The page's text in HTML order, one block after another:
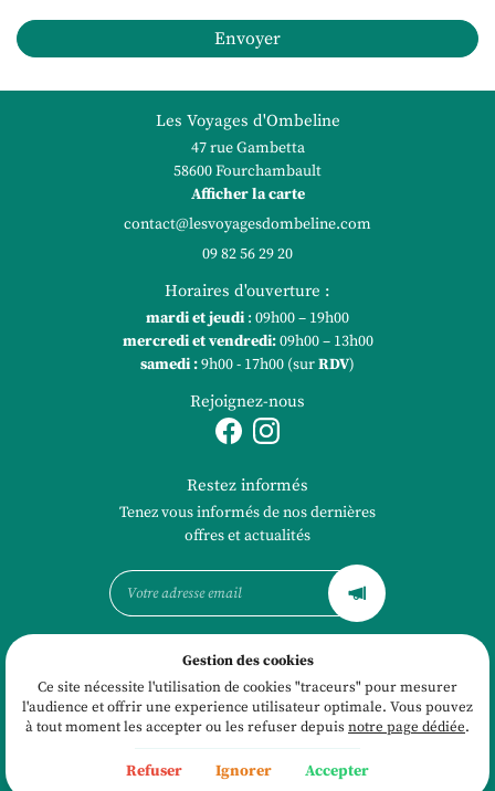
Envoyer
Les Voyages d'Ombeline
47 rue Gambetta
58600 Fourchambault
Afficher la carte
09 82 56 29 20
Horaires d'ouverture :
mardi et jeudi : 09h00 – 19h00
mercredi et vendredi:09h00 – 13h00
samedi :9h00 - 17h00 (surRDV)
Rejoignez-nous
Restez informés
Tenez vous informés de nos dernières
offres et actualités
Mentions Légales
Conditions générales d'utilisation
Politique de confidentialité
Gestion des cookies
Gestion des cookies
Ce site nécessite l'utilisation de cookies "traceurs" pour mesurer
l'audience et offrir une experience utilisateur optimale. Vous pouvez
à tout moment les accepter ou les refuser depuis notre page dédiée.
Refuser Ignorer Accepter